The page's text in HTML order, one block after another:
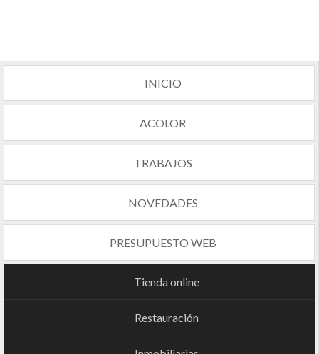
INICIO
ACOLOR
TRABAJOS
NOVEDADES
PRESUPUESTO WEB
Tienda online
Restauración